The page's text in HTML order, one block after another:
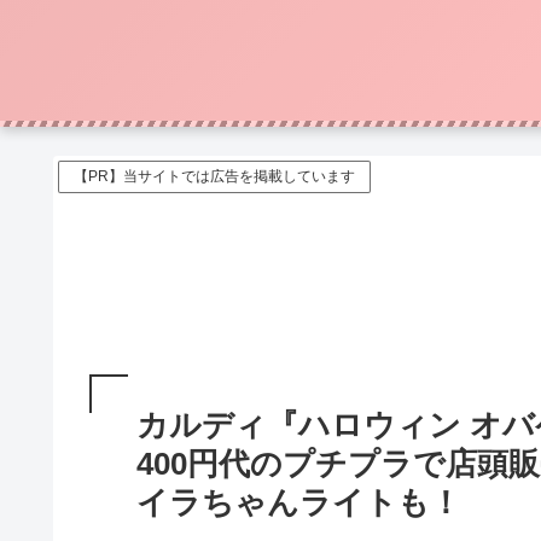
【PR】当サイトでは広告を掲載しています
カルディ『ハロウィン オ
400円代のプチプラで店頭
イラちゃんライトも！